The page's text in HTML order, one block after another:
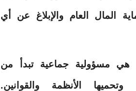
العام والإبلاغ عن أي
مسؤولية جماعية تبدأ من
الأنظمة والقوانين.